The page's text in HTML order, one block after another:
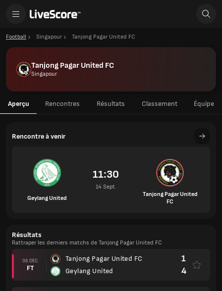
Football Singapour Tanjong Pagar United FC
Tanjong Pagar United FC
Singapour
Aperçu Rencontres Résultats Classement Équipe
Rencontre à venir
Geylang United
11:30
14 Sept.
Tanjong Pagar United
FC
Résultats
Rattraper les derniers matchs de Tanjong Pagar United FC
06 DÉC.
FT
Tanjong Pagar United FC
Geylang United
1
4